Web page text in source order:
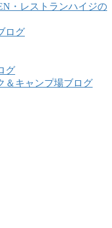
・レストランハイジの
ログ
グ
＆キャンプ場ブログ